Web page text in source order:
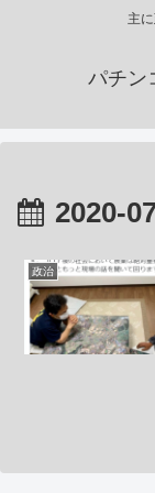
主
パチン
2020-
政治